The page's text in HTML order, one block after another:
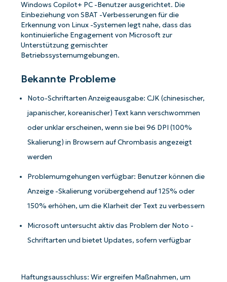
Windows Copilot+ PC -Benutzer ausgerichtet. Die
Einbeziehung von SBAT -Verbesserungen für die
Erkennung von Linux -Systemen legt nahe, dass das
kontinuierliche Engagement von Microsoft zur
Unterstützung gemischter
Betriebssystemumgebungen.
Bekannte Probleme
Noto-Schriftarten Anzeigeausgabe: CJK (chinesischer,
japanischer, koreanischer) Text kann verschwommen
oder unklar erscheinen, wenn sie bei 96 DPI (100%
Skalierung) in Browsern auf Chrombasis angezeigt
werden
Problemumgehungen verfügbar: Benutzer können die
Anzeige -Skalierung vorübergehend auf 125% oder
150% erhöhen, um die Klarheit der Text zu verbessern
Microsoft untersucht aktiv das Problem der Noto -
Schriftarten und bietet Updates, sofern verfügbar
Haftungsausschluss: Wir ergreifen Maßnahmen, um